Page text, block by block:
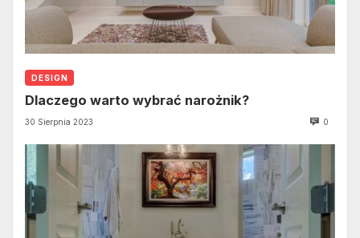
DESIGN
Dlaczego warto wybrać narożnik?
30 Sierpnia 2023 0